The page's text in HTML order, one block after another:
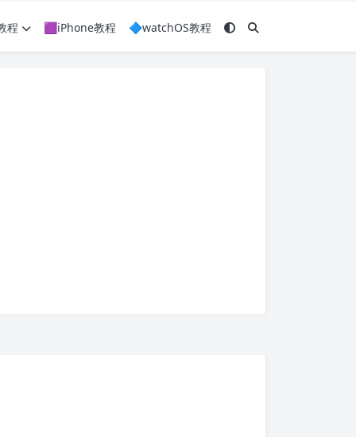
程 🟪iPhone教程 🔷watchOS教程